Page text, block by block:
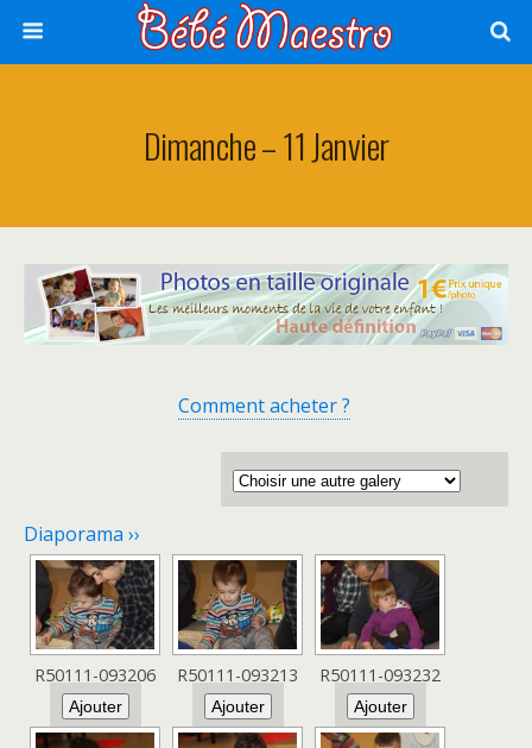
Dimanche – 11 Janvier
Comment acheter ?
Diaporama ››
R50111-093206 R50111-093213 R50111-093232